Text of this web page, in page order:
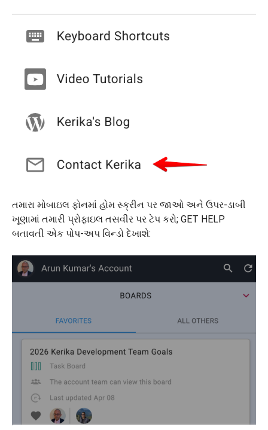
તમારા મોબાઇલ ફોનમાં હોમ સ્ક્રીન પર જાઓ અને ઉપર-ડાબી
ખૂણામાં તમારી પ્રોફાઇલ તસવીર પર ટેપ કરો; GET HELP
બતાવતી એક પોપ-અપ વિન્ડો દેખાશે: